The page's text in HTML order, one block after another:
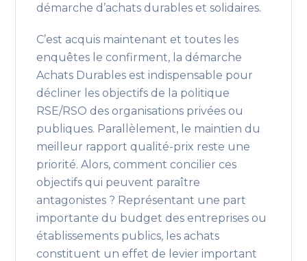
démarche d’achats durables et solidaires.
C’est acquis maintenant et toutes les
enquêtes le confirment, la démarche
Achats Durables est indispensable pour
décliner les objectifs de la politique
RSE/RSO des organisations privées ou
publiques. Parallèlement, le maintien du
meilleur rapport qualité-prix reste une
priorité. Alors, comment concilier ces
objectifs qui peuvent paraître
antagonistes ? Représentant une part
importante du budget des entreprises ou
établissements publics, les achats
constituent un effet de levier important